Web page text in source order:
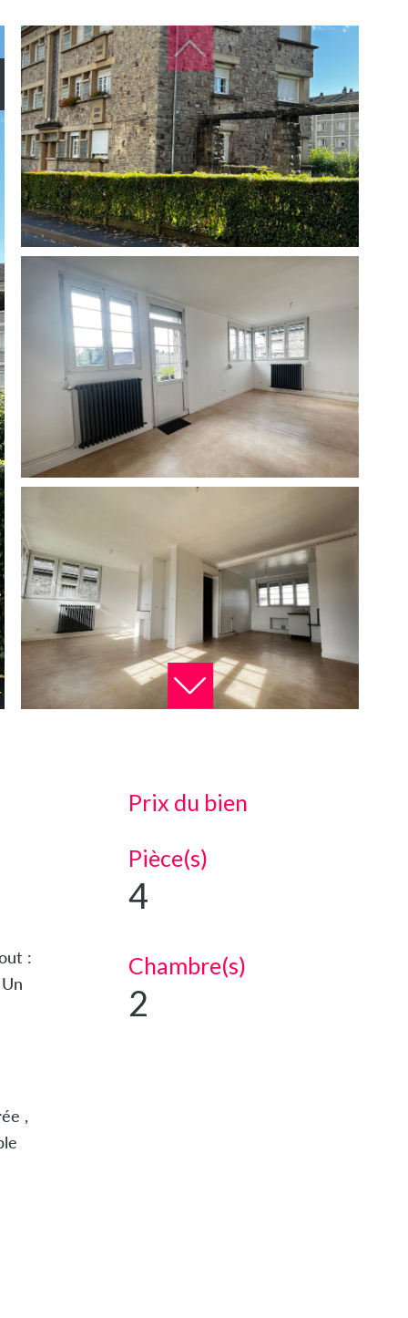
:
,
Prix du bien
Pièce(s)
4
Chambre(s)
2